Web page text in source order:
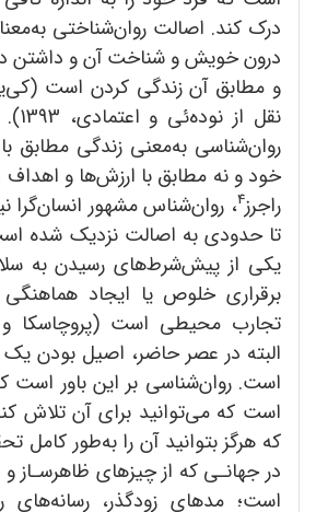
درک کند. اصالت روان‌شناختی
درون خویش و شناخت آن و داشتن
نقل
روان‌شناسی به‌معنی زندگی مطابق
خود و نه مطابق با ارزش‌ها و
راجرز4، روان‌شناس مشهور انسان‌گرا
تا حدودی به اصالت نزدیک شده
یکی از پیش‌شرط‌های رسیدن به
برقراری خلوص یا ایجاد
البته در عصر حاضر، اصیل بودن یک
است. روان‌شناسی بر این باور است
است که می‌توانید برای آن تلاش
که هرگز بتوانید آن را به‌طور کامل
در جهانـی که از چیزهای ظاهرسـاز
است؛ مدهای زودگذر، رسانه‌های